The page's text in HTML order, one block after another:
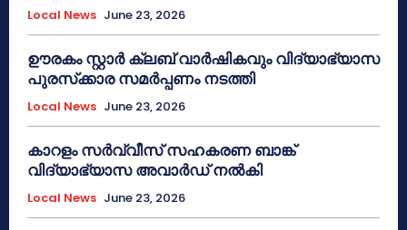
Local News June 23, 2026
ഊരകം സ്റ്റാർ ക്ലബ് വാർഷികവും വിദ്യാഭ്യാസ
പുരസ്‌ക്കാര സമർപ്പണം നടത്തി
Local News June 23, 2026
കാറളം സർവ്വീസ് സഹകരണ ബാങ്ക്
വിദ്യാഭ്യാസ അവാർഡ് നൽകി
Local News June 23, 2026